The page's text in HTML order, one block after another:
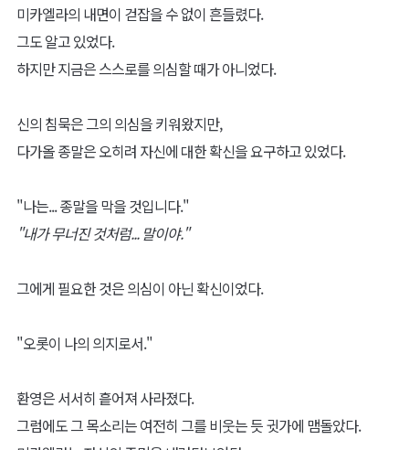
미카엘라의 내면이 걷잡을 수 없이 흔들렸다.
그도 알고 있었다.
하지만 지금은 스스로를 의심할 때가 아니었다.
신의 침묵은 그의 의심을 키워왔지만,
다가올 종말은 오히려 자신에 대한 확신을 요구하고 있었다.
"나는... 종말을 막을 것입니다."
"내가 무너진 것처럼... 말이야."
그에게 필요한 것은 의심이 아닌 확신이었다.
"오롯이 나의 의지로서."
환영은 서서히 흩어져 사라졌다.
그럼에도 그 목소리는 여전히 그를 비웃는 듯 귓가에 맴돌았다.